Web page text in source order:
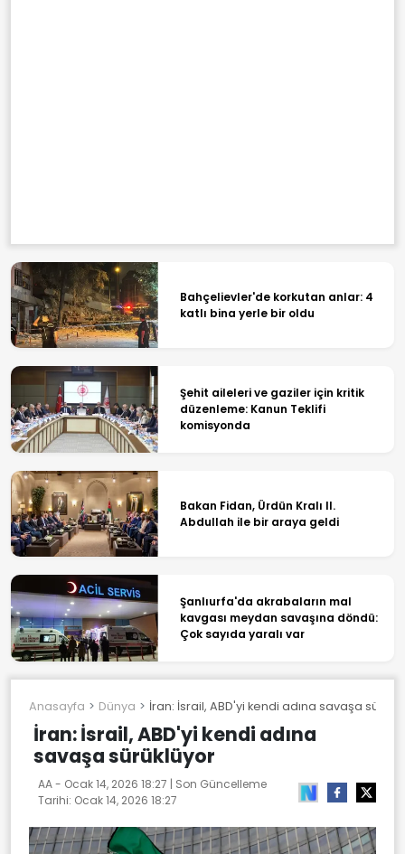
Bahçelievler'de korkutan anlar: 4
katlı bina yerle bir oldu
Şehit aileleri ve gaziler için kritik
düzenleme: Kanun Teklifi
komisyonda
Bakan Fidan, Ürdün Kralı II.
Abdullah ile bir araya geldi
Şanlıurfa'da akrabaların mal
kavgası meydan savaşına döndü:
Çok sayıda yaralı var
Anasayfa Dünya İran: İsrail, ABD'yi kendi adına savaşa
İran: İsrail, ABD'yi kendi adına
savaşa sürüklüyor
AA - Ocak 14, 2026 18:27 | Son Güncelleme
Tarihi: Ocak 14, 2026 18:27